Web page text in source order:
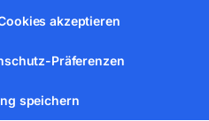
akzeptieren
Präferenzen
speichern